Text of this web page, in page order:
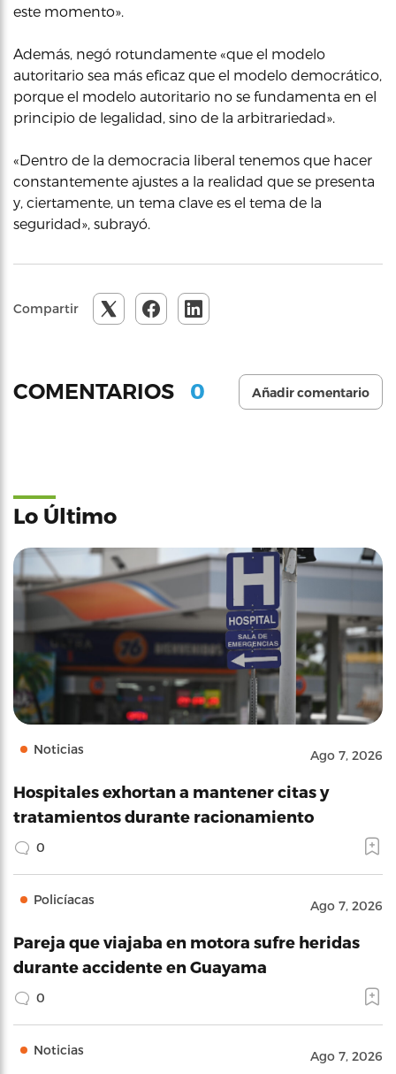
este momento».
Además, negó rotundamente «que el modelo
autoritario sea más eficaz que el modelo democrático,
porque el modelo autoritario no se fundamenta en el
principio de legalidad, sino de la arbitrariedad».
«Dentro de la democracia liberal tenemos que hacer
constantemente ajustes a la realidad que se presenta
y, ciertamente, un tema clave es el tema de la
seguridad», subrayó.
Compartir
COMENTARIOS 0 Añadir comentario
Lo Último
Noticias Ago 7, 2026
Hospitales exhortan a mantener citas y
tratamientos durante racionamiento
0
Policíacas Ago 7, 2026
Pareja que viajaba en motora sufre heridas
durante accidente en Guayama
0
Noticias Ago 7, 2026